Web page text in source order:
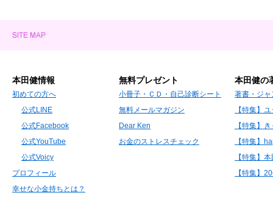
本田健情報
初めての方へ
公式LINE
公式Facebook
公式YouTube
公式Voicy
プロフィール
幸せな小金持ちとは？
無料プレゼント
小冊子・ＣＤ・自己診断シート
無料メールマガジン
Dear Ken
お金のストレスチェック
本田健の
著書・ジャ
【特集】
【特集】
【特集】
【特集】
【特集】